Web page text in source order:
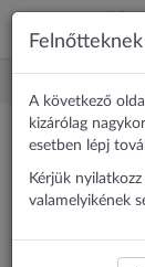
A következő
kizárólag
esetben lépj
Kérjük
valamelyikének